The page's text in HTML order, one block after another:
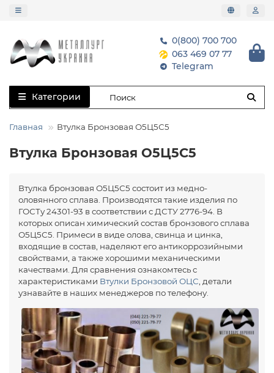
0(800) 700 700
063 469 07 77
Telegram
Категории
Главная Втулка Бронзовая О5Ц5С5
Втулка Бронзовая О5Ц5С5
Втулка бронзовая О5Ц5С5 состоит из медно-
оловянного сплава. Производятся такие изделия по
ГОСТу 24301-93 в соответствии с ДСТУ 2776-94. В
которых описан химический состав бронзового сплава
О5Ц5С5. Примеси в виде олова, свинца и цинка,
входящие в состав, наделяют его антикоррозийными
свойствами, а также хорошими механическими
качествами. Для сравнения ознакомтесь с
характеристиками Втулки Бронзовой ОЦС , детали
узнавайте в наших менеджеров по телефону.